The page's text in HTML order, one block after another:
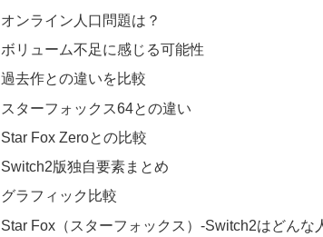
オンライン人口問題は？
ボリューム不足に感じる可能性
過去作との違いを比較
スターフォックス64との違い
Star Fox Zeroとの比較
Switch2版独自要素まとめ
グラフィック比較
Star Fox（スターフォックス）-Switch2はどんな